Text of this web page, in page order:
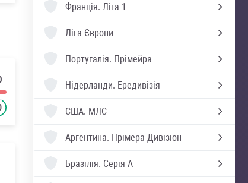
Франція. Ліга 1
Ліга Європи
Португалія. Прімейра
Нідерланди. Ередивізія
США. МЛС
Аргентина. Прімера Дивізіон
Бразілія. Серія А